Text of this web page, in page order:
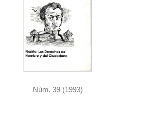
Núm. 39 (1993)